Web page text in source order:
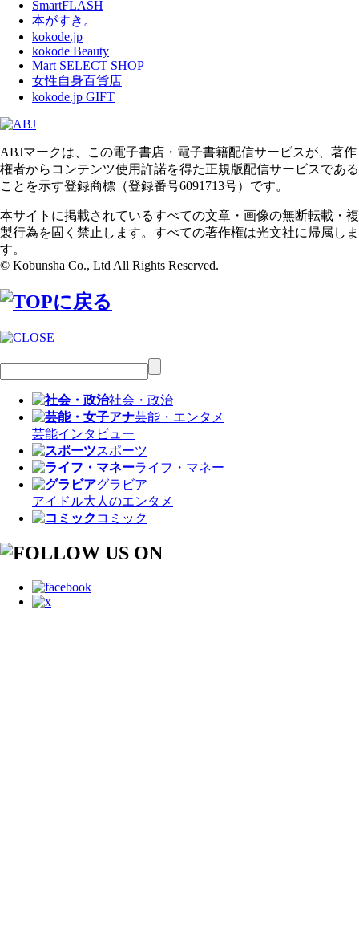
SmartFLASH
本がすき。
kokode.jp
kokode Beauty
Mart SELECT SHOP
女性自身百貨店
kokode.jp GIFT
ABJマークは、この電子書店・電子書籍配信サービスが、著作
権者からコンテンツ使用許諾を得た正規版配信サービスである
ことを示す登録商標（登録番号6091713号）です。
本サイトに掲載されているすべての文章・画像の無断転載・複
製行為を固く禁止します。すべての著作権は光文社に帰属しま
す。
© Kobunsha Co., Ltd All Rights Reserved.
社会・政治
芸能・エンタメ
芸能インタビュー
スポーツ
ライフ・マネー
グラビア
アイドル大人のエンタメ
コミック